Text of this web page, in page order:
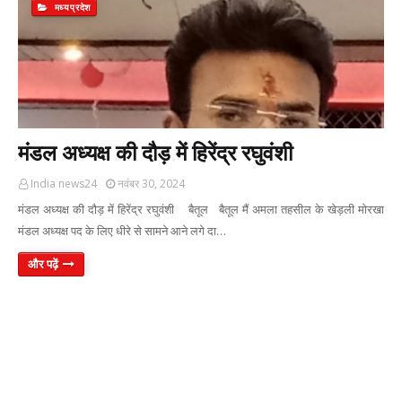
मध्यप्रदेश
मंडल अध्यक्ष की दौड़ में हिरेंद्र रघुवंशी
India news24 नवंबर 30, 2024
मंडल अध्यक्ष की दौड़ में हिरेंद्र रघुवंशी बैतूल बैतूल मैं अमला तहसील के खेड़ली मोरखा
मंडल अध्यक्ष पद के लिए धीरे से सामने आने लगे दा…
और पढ़ें